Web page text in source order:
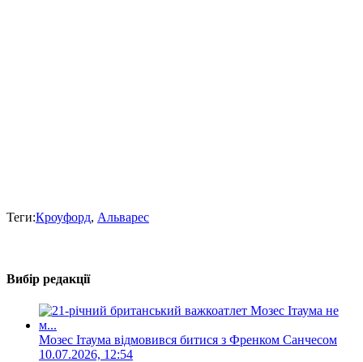
Теги:Кроуфорд, Альварес
Вибір редакції
Мозес Ітаума відмовився битися з Френком Санчесом
10.07.2026, 12:54